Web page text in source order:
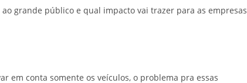
grande público e qual impacto vai trazer para as empresas
em conta somente os veículos, o problema pra essas